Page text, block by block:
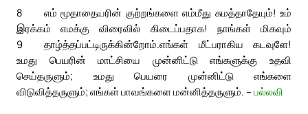
8
எம் மூதாதையரின் குற்றங்களை எம்மீது சுமத்தாதேயும்! உம்
இரக்கம் எமக்கு விரைவில் கிடைப்பதாக! நாங்கள் மிகவும்
தாழ்த்தப்பட்டிருக்கின்றோம்.
9
எங்கள் மீட்பராகிய கடவுளே!
உமது பெயரின் மாட்சியை முன்னிட்டு எங்களுக்கு உதவி
செய்தருளும்; உமது பெயரை முன்னிட்டு எங்களை
விடுவித்தருளும்; எங்கள் பாவங்களை மன்னித்தருளும். – பல்லவி